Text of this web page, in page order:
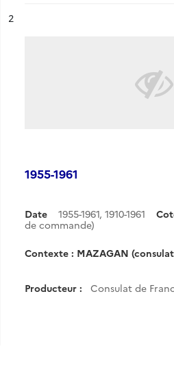
n°
2
1955-1961
Date 1955-1961, 1910-1961
de commande)
Contexte : MAZAGAN
Producteur : Consulat de